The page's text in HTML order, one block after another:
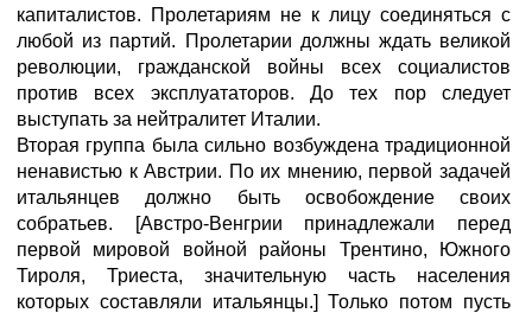
капиталистов. Пролетариям не к лицу соединяться с
любой из партий. Пролетарии должны ждать великой
революции, гражданской войны всех социалистов
против всех эксплуататоров. До тех пор следует
выступать за нейтралитет Италии.
Вторая группа была сильно возбуждена традиционной
ненавистью к Австрии. По их мнению, первой задачей
итальянцев должно быть освобождение своих
собратьев. [Австро-Венгрии принадлежали перед
первой мировой войной районы Трентино, Южного
Тироля, Триеста, значительную часть населения
которых составляли итальянцы.] Только потом пусть